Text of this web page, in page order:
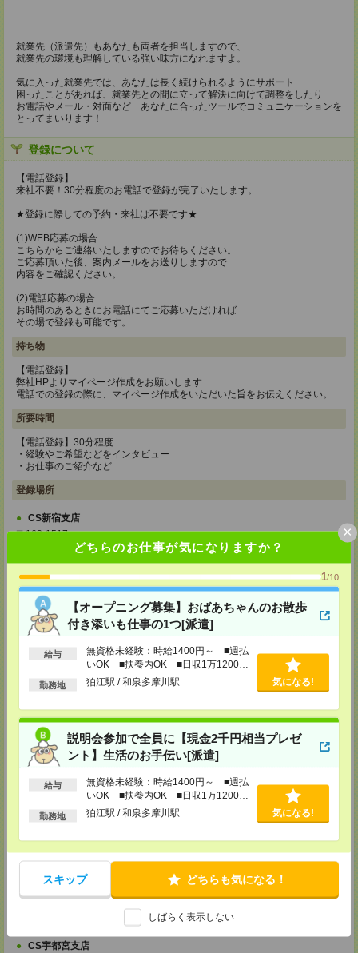
どちらのお仕事が気になりますか？
1/10
【オープニング募集】おばあちゃんのお散歩
付き添いも仕事の1つ[派遣]
給与
無資格未経験：時給1400円～ ■週払
いOK ■扶養内OK ■日収1万1200円
以上
勤務地 狛江駅 / 和泉多摩川駅 気になる!
説明会参加で全員に【現金2千円相当プレゼ
ント】生活のお手伝い[派遣]
給与
無資格未経験：時給1400円～ ■週払
いOK ■扶養内OK ■日収1万1200円
以上
勤務地 狛江駅 / 和泉多摩川駅 気になる!
スキップ どちらも気になる！
しばらく表示しない
×
就業先（派遣先）もあなたも両者を担当しますので、
就業先の環境も理解している強い味方になれますよ。
気に入った就業先では、あなたは長く続けられるようにサポート
困ったことがあれば、就業先との間に立って解決に向けて調整をしたり
お電話やメール・対面など あなたに合ったツールでコミュニケーションを
とってまいります！
登録について
【電話登録】
来社不要！30分程度のお電話で登録が完了いたします。
★登録に際しての予約・来社は不要です★
(1)WEB応募の場合
こちらからご連絡いたしますのでお待ちください。
ご応募頂いた後、案内メールをお送りしますので
内容をご確認ください。
(2)電話応募の場合
お時間のあるときにお電話にてご応募いただければ
その場で登録も可能です。
持ち物
【電話登録】
弊社HPよりマイページ作成をお願いします
電話での登録の際に、マイページ作成をいただいた旨をお伝えください。
所要時間
【電話登録】30分程度
・経験やご希望などをインタビュー
・お仕事のご紹介など
登録場所
CS新宿支店
〒163-1517
東京都新宿区西新宿 1-6-1 新宿エルタワー 17F
担当：採用担当
CS立川支店
〒190-0012
東京都立川市曙町2-34-7 ファーレイーストビル 8F
TEL：0120-659-460
MAIL：CS_TACHIKAWA@manpowergroup.jp
〒220-8136
神奈川県横浜市西区みなとみらい 2-2-1 横浜ランドマークタワー36F
TEL：0120-659-459
MAIL：CS_YOKOHAMA@manpowergroup.jp
担当：採用担当
CS大宮支店
〒330-0854 埼玉県さいたま市大宮区桜木町 1-10-16 シーノ大宮ノース
ウイング 9階
TEL：0120-769-355
〒370-0831 群馬県高崎市あら町167 高崎第一生命ビルディング11Ｆ
TEL：027-320-6558
CS_TAKASAKI@manpowergroup.jp
CS宇都宮支店